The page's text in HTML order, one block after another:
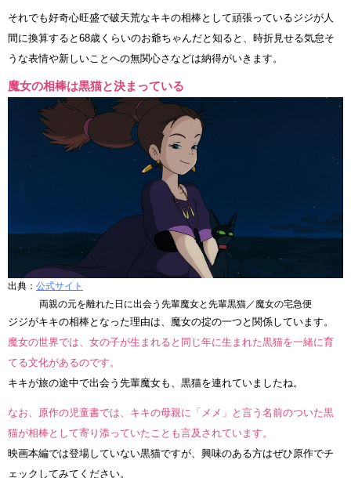
それでも好奇心旺盛で破天荒なキキの相棒として頑張っているジジが人
間に換算すると68歳くらいのお爺ちゃんだと知ると、時折見せる気怠そ
うな表情や新しいことへの無関心さなどは納得がいきます。
魔女の相棒は黒猫と決まっている
出典： 公式サイト
両親の元を離れた日に出会う先輩魔女と先輩黒猫／魔女の宅急便
ジジがキキの相棒となった理由は、魔女の掟の一つと関係しています。
魔女の世界では、女の子が生まれると同じ年に生まれた黒猫を一緒に育
てる文化があるのです。
キキが旅の途中で出会う先輩魔女も、黒猫を連れていましたね。
なお、原作の児童書では、キキの母親に「メメ」と言う名前のついた黒
猫が相棒として寄り添っていたことも言及されています。
映画本編では登場していない黒猫ですが、興味のある方はぜひ原作でチ
ェックしてみてください。